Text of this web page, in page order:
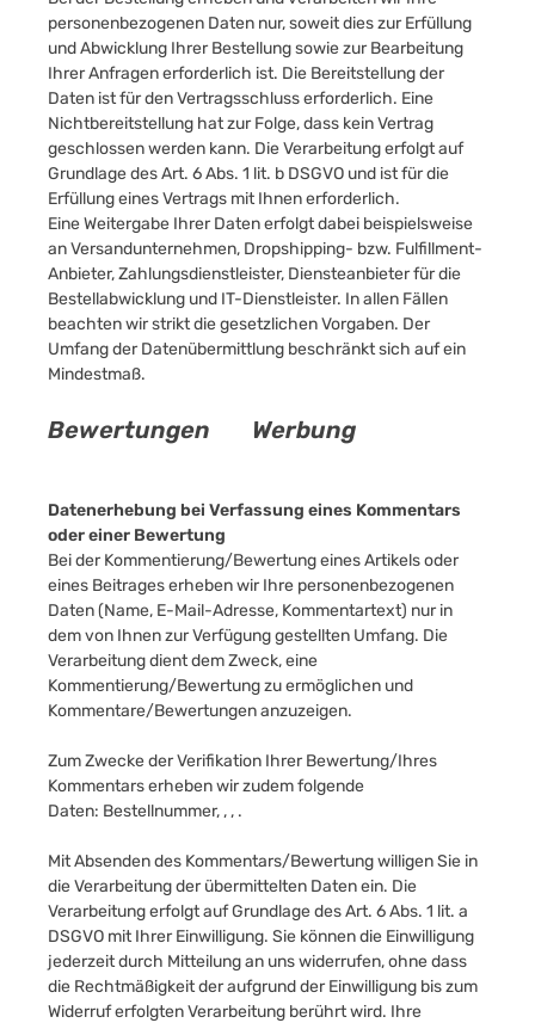
personenbezogenen Daten nur, soweit dies zur Erfüllung
und Abwicklung Ihrer Bestellung sowie zur Bearbeitung
Ihrer Anfragen erforderlich ist. Die Bereitstellung der
Daten ist für den Vertragsschluss erforderlich. Eine
Nichtbereitstellung hat zur Folge, dass kein Vertrag
geschlossen werden kann. Die Verarbeitung erfolgt auf
Grundlage des Art. 6 Abs. 1 lit. b DSGVO und ist für die
Erfüllung eines Vertrags mit Ihnen erforderlich.
Eine Weitergabe Ihrer Daten erfolgt dabei beispielsweise
an Versandunternehmen, Dropshipping- bzw. Fulfillment-
Anbieter, Zahlungsdienstleister, Diensteanbieter für die
Bestellabwicklung und IT-Dienstleister. In allen Fällen
beachten wir strikt die gesetzlichen Vorgaben. Der
Umfang der Datenübermittlung beschränkt sich auf ein
Mindestmaß.
Bewertungen Werbung
Datenerhebung bei Verfassung eines Kommentars
oder einer Bewertung
Bei der Kommentierung/Bewertung eines Artikels oder
eines Beitrages erheben wir Ihre personenbezogenen
Daten (Name, E-Mail-Adresse, Kommentartext) nur in
dem von Ihnen zur Verfügung gestellten Umfang. Die
Verarbeitung dient dem Zweck, eine
Kommentierung/Bewertung zu ermöglichen und
Kommentare/Bewertungen anzuzeigen.
Zum Zwecke der Verifikation Ihrer Bewertung/Ihres
Kommentars erheben wir zudem folgende
Daten: Bestellnummer, , , .
Mit Absenden des Kommentars/Bewertung willigen Sie in
die Verarbeitung der übermittelten Daten ein. Die
Verarbeitung erfolgt auf Grundlage des Art. 6 Abs. 1 lit. a
DSGVO mit Ihrer Einwilligung. Sie können die Einwilligung
jederzeit durch Mitteilung an uns widerrufen, ohne dass
die Rechtmäßigkeit der aufgrund der Einwilligung bis zum
Widerruf erfolgten Verarbeitung berührt wird. Ihre